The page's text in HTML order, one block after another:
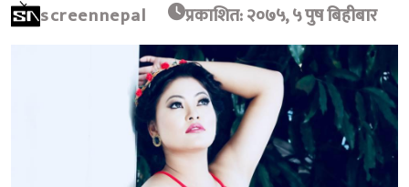
screennepal प्रकाशित: २०७५, ५ पुष बिहीबार